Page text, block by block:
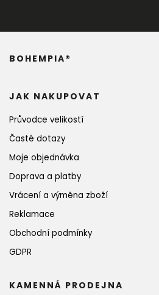
JAK NAKUPOVAT
Průvodce velikostí
Časté dotazy
Moje objednávka
Doprava a platby
Vrácení a výměna zboží
Reklamace
Obchodní podmínky
GDPR
BOHEMPIA®
KAMENNÁ PRODEJNA